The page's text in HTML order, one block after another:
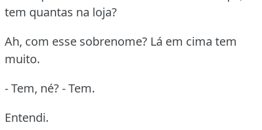
tem quantas na loja?
Ah, com esse sobrenome? Lá em cima tem
muito.
- Tem, né? - Tem.
Entendi.